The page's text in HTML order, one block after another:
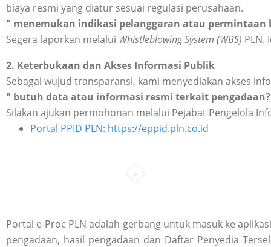
biaya resmi yang diatur sesuai regulasi perusahaan.
" menemukan indikasi pelanggaran atau permintaan
Segera laporkan melalui Whistleblowing System (WBS) PLN.
2. Keterbukaan dan Akses Informasi Publik
Sebagai wujud transparansi, kami menyediakan akses
" butuh data atau informasi resmi terkait
Silakan ajukan permohonan melalui Pejabat Pengelola
Portal PPID PLN: https://eppid.pln.co.id
Portal e-Proc PLN adalah gerbang untuk masuk ke
pengadaan, hasil pengadaan dan Daftar Penyedia